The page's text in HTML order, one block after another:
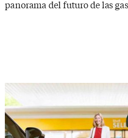
panorama del futuro de las